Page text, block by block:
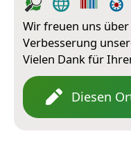
Wir freuen uns
Verbesserung
Vielen Dank für
Diesen